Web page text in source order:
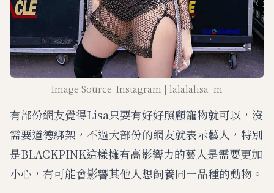
Image Source_Instagram | lalalalisa_m
有部份網友覺得Lisa只要有好好照顧寵物就可以，沒
需要道德綁架，不過大部份的網友就表示藝人，特別
是BLACKPINK這樣擁有高影響力的藝人是需要更加
小心，有可能會影響其他人想飼養同一品種的動物。